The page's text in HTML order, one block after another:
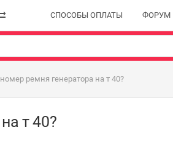
СПОСОБЫ ОПЛАТЫ ФОРУМ
ремня генератора на т 40?
т 40?